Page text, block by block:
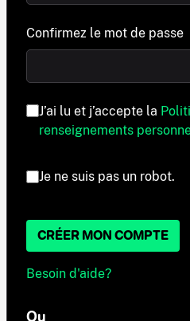
Confirmez le mot de passe
J’ai lu et j’accepte la
renseignements
Je ne suis pas un robot.
CRÉER MON COMPTE
Besoin d'aide?
Ou